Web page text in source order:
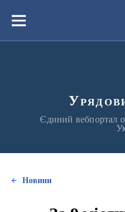
вмістуМеню
Єдиний вебпортал
Новини